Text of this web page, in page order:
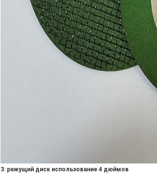
3: режущий диск использование 4 дюймов